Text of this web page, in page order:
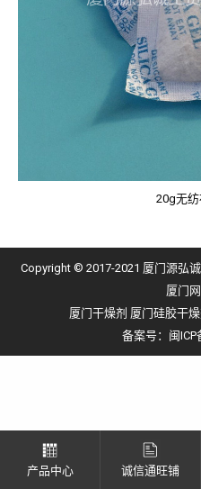
20g无纺
Copyright © 2017-2021 厦门源弘
厦门
厦门干燥剂 厦门硅胶干燥
备案号： 闽
产品中心 诚信通旺铺